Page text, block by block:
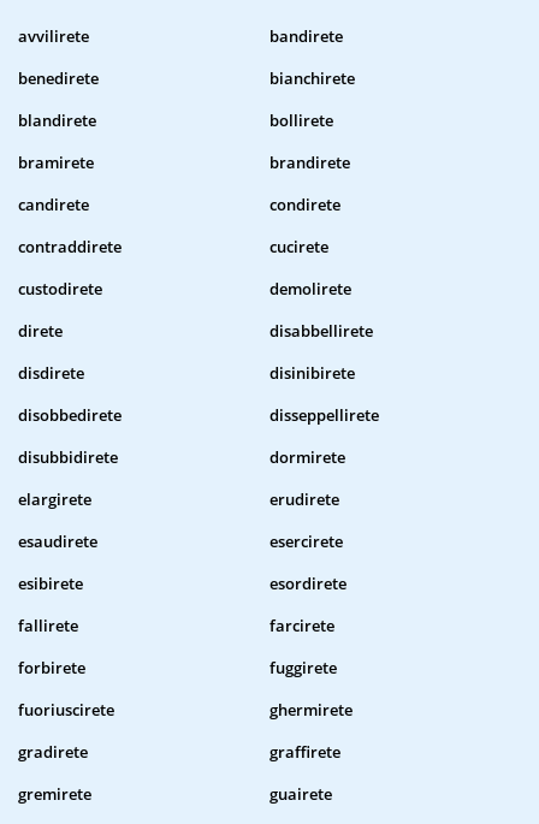
avvilirete
bandirete
benedirete
bianchirete
blandirete
bollirete
bramirete
brandirete
candirete
condirete
contraddirete
cucirete
custodirete
demolirete
direte
disabbellirete
disdirete
disinibirete
disobbedirete
disseppellirete
disubbidirete
dormirete
elargirete
erudirete
esaudirete
esercirete
esibirete
esordirete
fallirete
farcirete
forbirete
fuggirete
fuoriuscirete
ghermirete
gradirete
graffirete
gremirete
guairete